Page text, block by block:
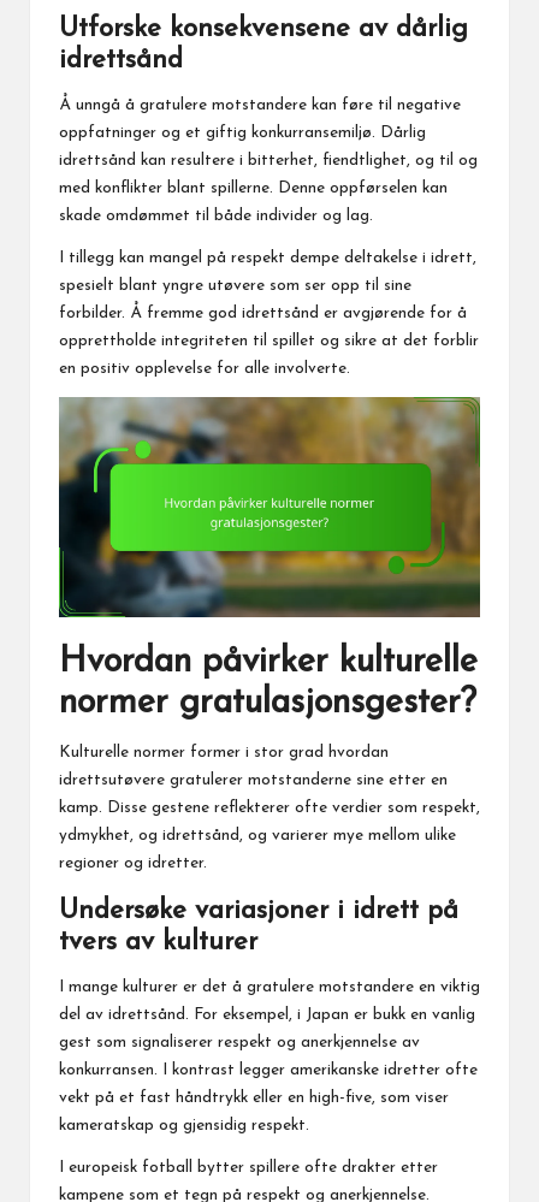
Utforske konsekvensene av dårlig
idrettsånd
Å unngå å gratulere motstandere kan føre til negative
oppfatninger og et giftig konkurransemiljø. Dårlig
idrettsånd kan resultere i bitterhet, fiendtlighet, og til og
med konflikter blant spillerne. Denne oppførselen kan
skade omdømmet til både individer og lag.
I tillegg kan mangel på respekt dempe deltakelse i idrett,
spesielt blant yngre utøvere som ser opp til sine
forbilder. Å fremme god idrettsånd er avgjørende for å
opprettholde integriteten til spillet og sikre at det forblir
en positiv opplevelse for alle involverte.
Hvordan påvirker kulturelle
normer gratulasjonsgester?
Kulturelle normer former i stor grad hvordan
idrettsutøvere gratulerer motstanderne sine etter en
kamp. Disse gestene reflekterer ofte verdier som respekt,
ydmykhet, og idrettsånd, og varierer mye mellom ulike
regioner og idretter.
Undersøke variasjoner i idrett på
tvers av kulturer
I mange kulturer er det å gratulere motstandere en viktig
del av idrettsånd. For eksempel, i Japan er bukk en vanlig
gest som signaliserer respekt og anerkjennelse av
konkurransen. I kontrast legger amerikanske idretter ofte
vekt på et fast håndtrykk eller en high-five, som viser
kameratskap og gjensidig respekt.
I europeisk fotball bytter spillere ofte drakter etter
kampene som et tegn på respekt og anerkjennelse.